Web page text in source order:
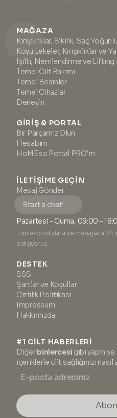
MAĞAZA
Kırışıklıklar, Sıkılık, Saç
Koyu Lekeler, Kırışıklıklar ve
Işıltı, Nemlendirme ve Lifting
Temel Cilt Bakımı
Temel Besinler
Temel Cihazlar
Deneyin
GIRIŞ & PORTAL
Bir Parçamız Olun
Hesabım
HoMEso Portal PRO'm
İLETIŞIME GEÇIN
Mesaj Gönder
Start a chat!
Pazartesi - Cuma, 09:00 –
Tüm e-postalara ve mesajlara 24
çalışıyoruz.
DESTEK
SSS
Şartlar ve Koşullar
Gizlilik Politikası
Impressum
Hakkımızda
#1 CİLT HABERLERİ
Diğerbinlercesi gibi yapın
içeriklerle cilt sağlığınızı